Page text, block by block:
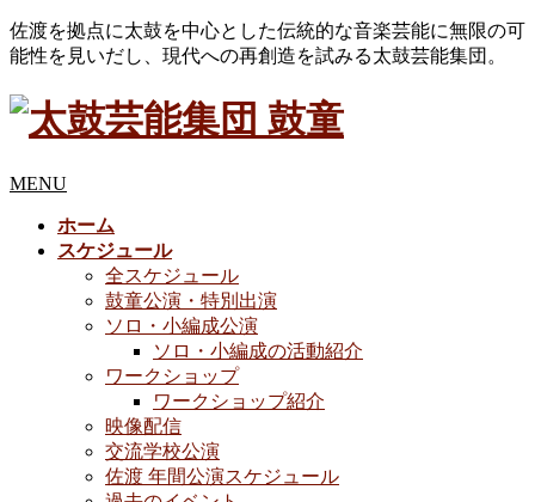
佐渡を拠点に太鼓を中心とした伝統的な音楽芸能に無限の可
能性を見いだし、現代への再創造を試みる太鼓芸能集団。
MENU
ホーム
スケジュール
全スケジュール
鼓童公演・特別出演
ソロ・小編成公演
ソロ・小編成の活動紹介
ワークショップ
ワークショップ紹介
映像配信
交流学校公演
佐渡 年間公演スケジュール